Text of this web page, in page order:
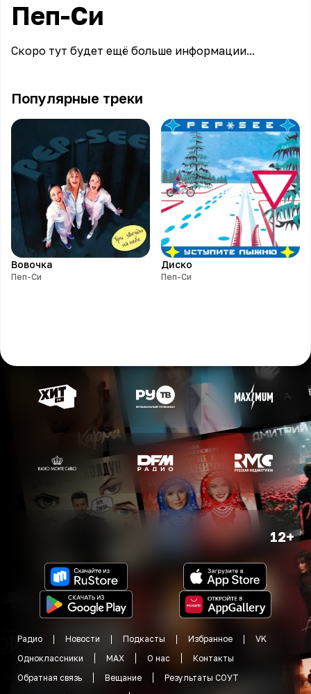
Пеп-Си
Скоро тут будет ещё больше информации...
Популярные треки
Вовочка
Пеп-Си
Диско
Пеп-Си
12+
Радио Новости Подкасты Избранное
VK
Одноклассники
MAX О нас
Контакты
Обратная связь
Вещание
Результаты СОУТ